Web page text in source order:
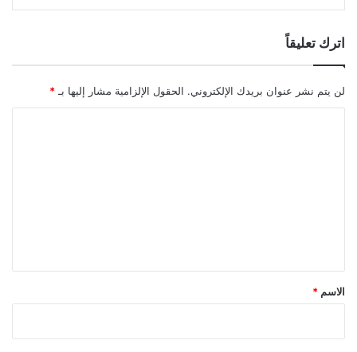
اترك تعليقاً
لن يتم نشر عنوان بريدك الإلكتروني. الحقول الإلزامية مشار إليها بـ *
*
الاسم *